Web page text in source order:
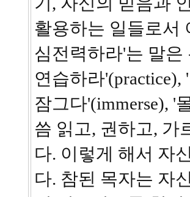
활용하는 일들로서
심전력하라'는 말은
연습하라
잠그다'(immerse), '
씀 읽고, 권하고, 가
다. 이렇게 해서 자
다. 참된 목자는 자